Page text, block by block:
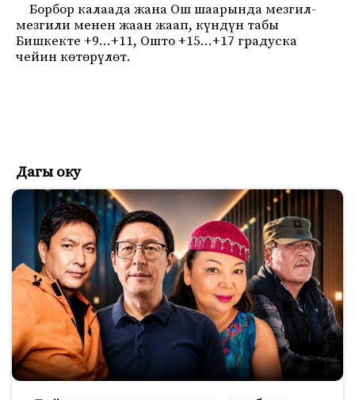
Борбор калаада жана Ош шаарында мезгил-
мезгили менен жаан жаап, күндүн табы
Бишкекте +9…+11, Ошто +15…+17 градуска
чейин көтөрүлөт.
Дагы оку